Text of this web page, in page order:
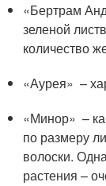
«Бертрам
зеленой
количество
«Аурея» –
«Минор» –
по размеру
волоски.
растения –